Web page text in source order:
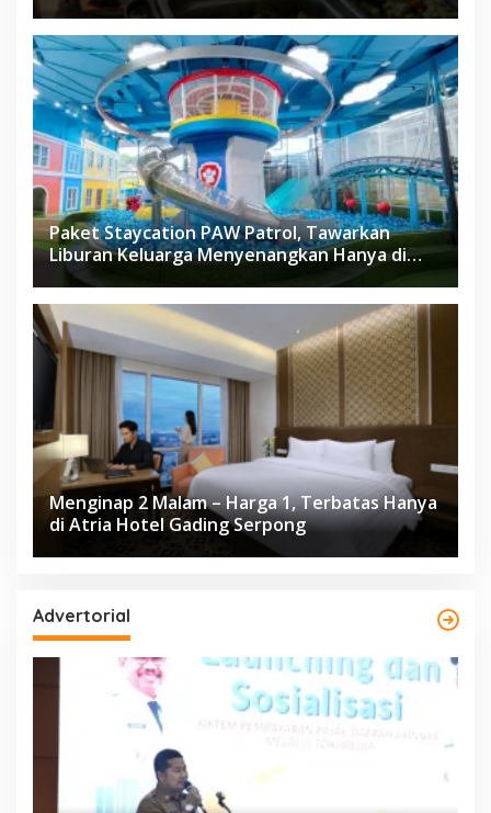
Paket Staycation PAW Patrol, Tawarkan
Liburan Keluarga Menyenangkan Hanya di
Herloom Hotel BSD
Menginap 2 Malam – Harga 1, Terbatas Hanya
di Atria Hotel Gading Serpong
Advertorial